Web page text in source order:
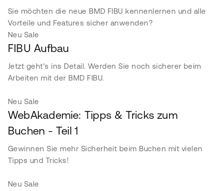
Sie möchten die neue BMD FIBU kennenlernen und alle
Vorteile und Features sicher anwenden?
Neu Sale
FIBU Aufbau
Jetzt geht's ins Detail. Werden Sie noch sicherer beim
Arbeiten mit der BMD FIBU.
Neu Sale
WebAkademie: Tipps & Tricks zum
Buchen - Teil 1
Gewinnen Sie mehr Sicherheit beim Buchen mit vielen
Tipps und Tricks!
Neu Sale